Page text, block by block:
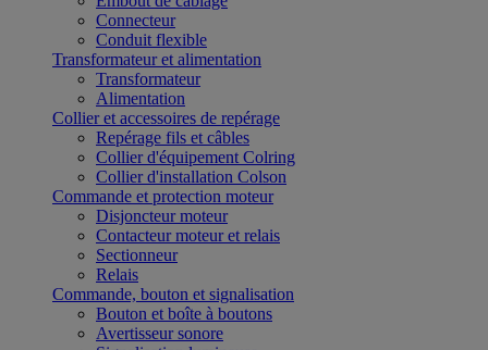
Connecteur
Conduit flexible
Transformateur et alimentation
Transformateur
Alimentation
Collier et accessoires de repérage
Repérage fils et câbles
Collier d'équipement Colring
Collier d'installation Colson
Commande et protection moteur
Disjoncteur moteur
Contacteur moteur et relais
Sectionneur
Relais
Commande, bouton et signalisation
Bouton et boîte à boutons
Avertisseur sonore